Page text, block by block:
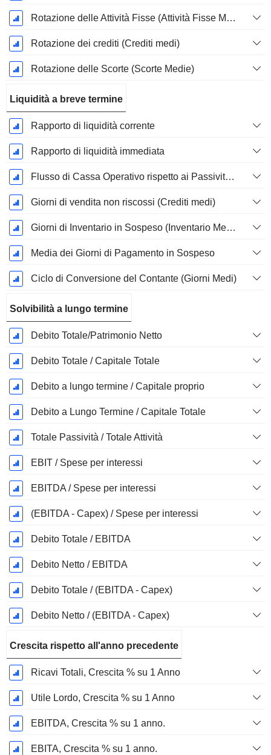
Rotazione delle Attività Fisse (Attività Fisse Medie)
Rotazione dei crediti (Crediti medi)
Rotazione delle Scorte (Scorte Medie)
Liquidità a breve termine
Rapporto di liquidità corrente
Rapporto di liquidità immediata
Flusso di Cassa Operativo rispetto ai Passività Correnti
Giorni di vendita non riscossi (Crediti medi)
Giorni di Inventario in Sospeso (Inventario Medio)
Media dei Giorni di Pagamento in Sospeso
Ciclo di Conversione del Contante (Giorni Medi)
Solvibilità a lungo termine
Debito Totale/Patrimonio Netto
Debito Totale / Capitale Totale
Debito a lungo termine / Capitale proprio
Debito a Lungo Termine / Capitale Totale
Totale Passività / Totale Attività
EBIT / Spese per interessi
EBITDA / Spese per interessi
(EBITDA - Capex) / Spese per interessi
Debito Totale / EBITDA
Debito Netto / EBITDA
Debito Totale / (EBITDA - Capex)
Debito Netto / (EBITDA - Capex)
Crescita rispetto all'anno precedente
Ricavi Totali, Crescita % su 1 Anno
Utile Lordo, Crescita % su 1 Anno
EBITDA, Crescita % su 1 anno.
EBITA, Crescita % su 1 anno.